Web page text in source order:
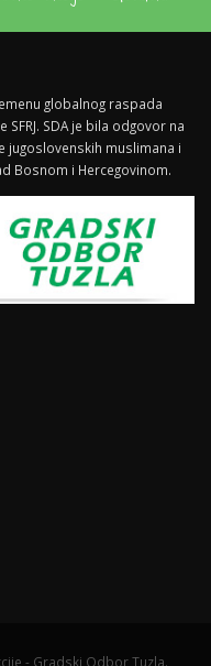
globalnog raspada
SDA je bila odgovor na
jugoslovenskih muslimana i
Bosnom i Hercegovinom.
- Gradski Odbor Tuzla.